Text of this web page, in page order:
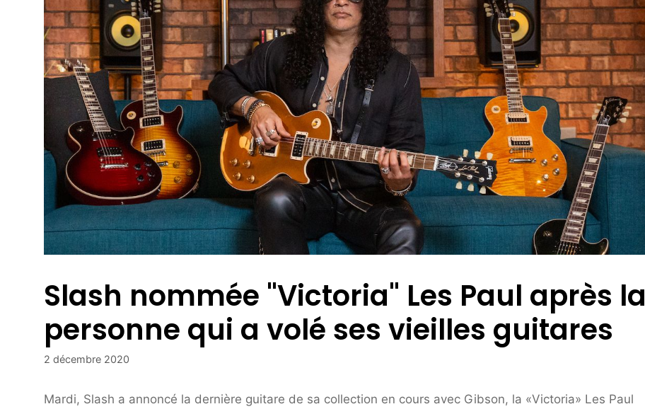
Slash nommée "Victoria" Les Paul après la
personne qui a volé ses vieilles guitares
2 décembre 2020
Mardi, Slash a annoncé la dernière guitare de sa collection en cours avec Gibson, la «Victoria» Les Paul